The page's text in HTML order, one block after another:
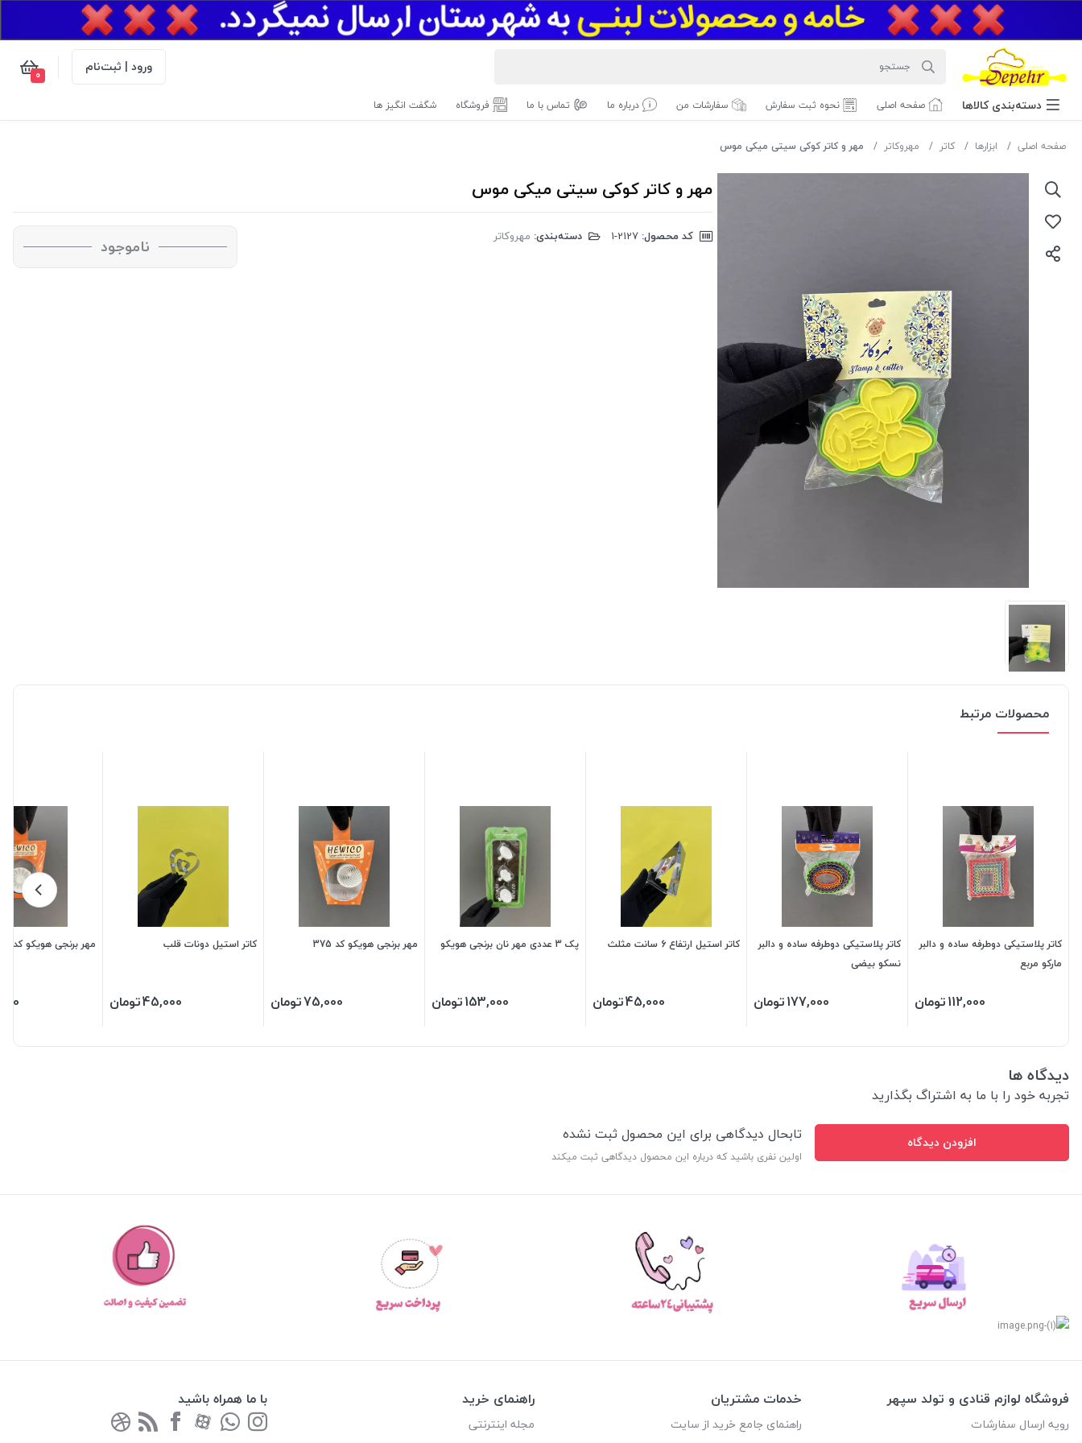
ورود | ثبت‌نام 0
دسته‌بندی‌ کالاها صفحه اصلی نحوه ثبت سفارش سفارشات من درباره ما تماس با ما فروشگاه شگفت انگیز ها
صفحه اصلی ابزارها کاتر مهروکاتر مهر و کاتر کوکی سیتی میکی موس
مهر و کاتر کوکی سیتی میکی موس
کد محصول: دسته‌بندی: مهروکاتر ناموجود
محصولات مرتبط
کاتر پلاستیکی دوطرفه ساده و دالبر
مارکو مربع
112,000تومان
کاتر پلاستیکی دوطرفه ساده و دالبر
نسکو بیضی
177,000تومان
کاتر استیل ارتفاع 6 سانت مثلث
45,000تومان
پک 3 عددی مهر نان برنجی هویکو
153,000تومان
مهر برنجی هویکو کد 375
75,000تومان
کاتر استیل دونات قلب
45,000تومان
مهر برنجی هویکو کد 420
دیدگاه ها
تجربه خود را با ما به اشتراگ بگذارید
افزودن دیدگاه تابحال دیدگاهی برای این محصول ثبت نشده
اولین نفری باشید که درباره این محصول دیدگاهی ثبت میکند
فروشگاه لوازم قنادی و تولد سپهر
رویه ارسال سفارشات
خدمات مشتریان
راهنمای جامع خرید از سایت
راهنمای خرید
مجله اینترنتی
با ما همراه باشید